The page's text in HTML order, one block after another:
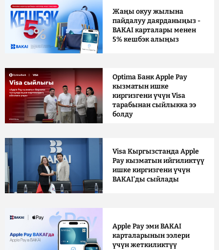
Жаңы окуу жылына
пайдалуу даярданыңыз -
BAKAI карталары менен
5% кешбэк алыңыз
Optima Банк Apple Pay
кызматын ишке
киргизгени үчүн Visa
тарабынан сыйлыкка ээ
болду
Visa Кыргызстанда Apple
Pay кызматын ийгиликтүү
ишке киргизгени үчүн
BAKAI'ды сыйлады
Apple Pay эми BAKAI
карталарынын ээлери
үчүн жеткиликтүү